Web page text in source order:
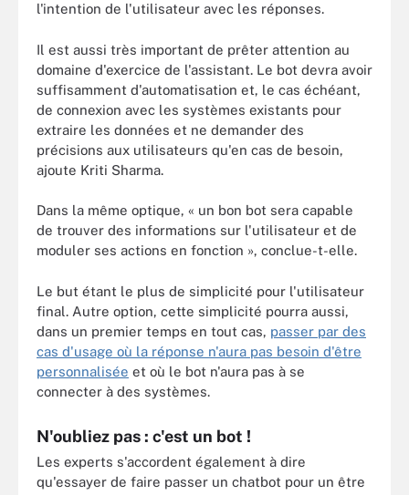
l'intention de l'utilisateur avec les réponses.
Il est aussi très important de prêter attention au
domaine d'exercice de l'assistant. Le bot devra avoir
suffisamment d'automatisation et, le cas échéant,
de connexion avec les systèmes existants pour
extraire les données et ne demander des
précisions aux utilisateurs qu'en cas de besoin,
ajoute Kriti Sharma.
Dans la même optique, « un bon bot sera capable
de trouver des informations sur l'utilisateur et de
moduler ses actions en fonction », conclue-t-elle.
Le but étant le plus de simplicité pour l'utilisateur
final. Autre option, cette simplicité pourra aussi,
dans un premier temps en tout cas, passer par des
cas d'usage où la réponse n'aura pas besoin d'être
personnalisée et où le bot n'aura pas à se
connecter à des systèmes.
N'oubliez pas : c'est un bot !
Les experts s'accordent également à dire
qu'essayer de faire passer un chatbot pour un être